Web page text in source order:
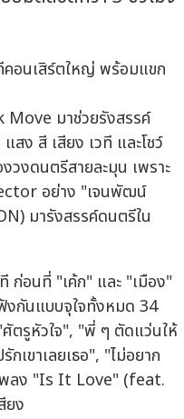
Move มาช่วยรังสรรค์
ง สี เสียง เวที และโชว์
งดนตรีสายละมุน เพราะ
อย่าง "เจนพัฒน์
มารังสรรค์ดนตรีใน
ก่อนที่ "เค้ก" และ "เมือง"
งกันแบบจุใจทั้งหมด 34
ตรูหัวใจ", "พี่ ๆ ตัดแว่นให้
เขาเลยเธอ", "ไม่อยาก
พลง "Is It Love" (feat.
ยง